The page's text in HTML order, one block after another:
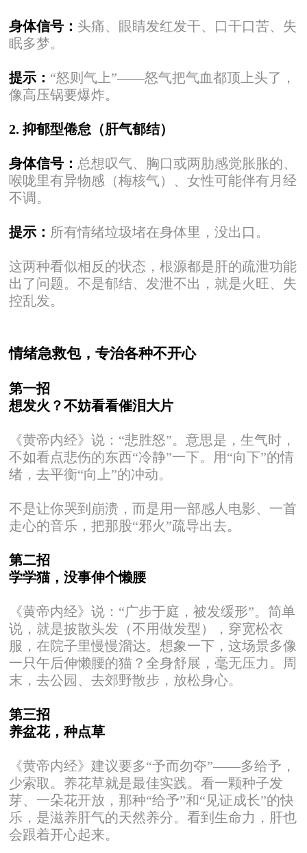
身体信号： 头痛、眼睛发红发干、口干口苦、失
眠多梦。
提示： “怒则气上”——怒气把气血都顶上头了，
像高压锅要爆炸。
2. 抑郁型倦怠（肝气郁结）
身体信号： 总想叹气、胸口或两肋感觉胀胀的、
喉咙里有异物感（梅核气）、女性可能伴有月经
不调。
提示： 所有情绪垃圾堵在身体里，没出口。
这两种看似相反的状态，根源都是肝的疏泄功能
出了问题。不是郁结、发泄不出，就是火旺、失
控乱发。
情绪急救包，专治各种不开心
第一招
想发火？不妨看看催泪大片
《黄帝内经》说：“悲胜怒”。意思是，生气时，
不如看点悲伤的东西“冷静”一下。用“向下”的情
绪，去平衡“向上”的冲动。
不是让你哭到崩溃，而是用一部感人电影、一首
走心的音乐，把那股“邪火”疏导出去。
第二招
学学猫，没事伸个懒腰
《黄帝内经》说：“广步于庭，被发缓形”。简单
说，就是披散头发（不用做发型），穿宽松衣
服，在院子里慢慢溜达。想象一下，这场景多像
一只午后伸懒腰的猫？全身舒展，毫无压力。周
末，去公园、去郊野散步，放松身心。
第三招
养盆花，种点草
《黄帝内经》建议要多“予而勿夺”——多给予，
少索取。养花草就是最佳实践。看一颗种子发
芽、一朵花开放，那种“给予”和“见证成长”的快
乐，是滋养肝气的天然养分。看到生命力，肝也
会跟着开心起来。